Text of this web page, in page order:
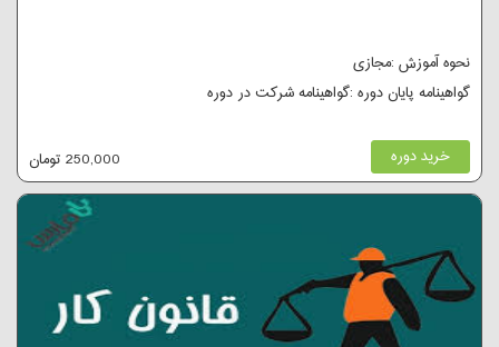
نحوه آموزش :مجازی
گواهینامه پایان دوره :گواهینامه شرکت در دوره
خرید دوره 250,000 تومان